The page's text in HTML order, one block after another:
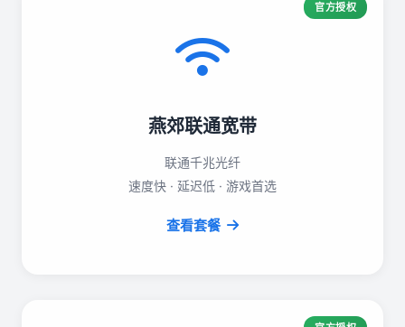
官方授权
燕郊联通宽带
联通千兆光纤
速度快 · 延迟低 · 游戏首选
查看套餐